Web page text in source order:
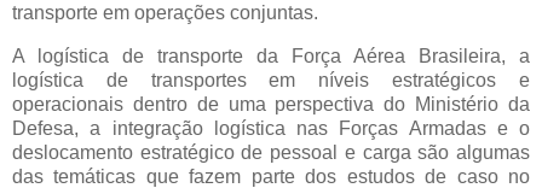
transporte em operações conjuntas.
A logística de transporte da Força Aérea Brasileira, a
logística de transportes em níveis estratégicos e
operacionais dentro de uma perspectiva do Ministério da
Defesa, a integração logística nas Forças Armadas e o
deslocamento estratégico de pessoal e carga são algumas
das temáticas que fazem parte dos estudos de caso no